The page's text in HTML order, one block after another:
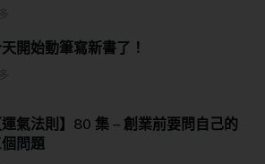
開始動筆寫新書了！
運氣法則】80 集 – 創業前要問自己的
問題